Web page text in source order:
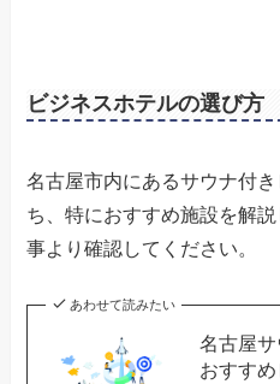
ビジネスホテルの選び方
名古屋市内にあるサウナ付
ち、特におすすめ施設を解
事より確認してください。
あわせて読みたい
名古屋
おすす